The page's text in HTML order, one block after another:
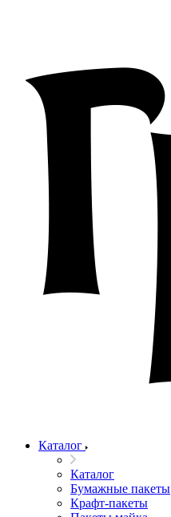
Каталог
Каталог
Бумажные пакеты
Крафт-пакеты